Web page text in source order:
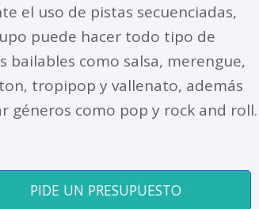
el uso de pistas secuenciadas,
puede hacer todo tipo de
bailables como salsa, merengue,
tropipop y vallenato, además
géneros como pop y rock and roll.
PIDE UN PRESUPUESTO